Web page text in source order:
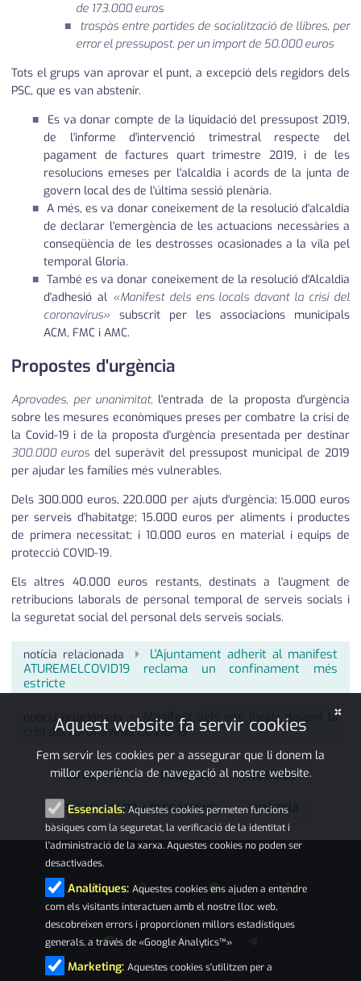
de 173.000 euros
traspàs entre partides de socialització de llibres, per
error el pressupost, per un import de 50.000 euros
Tots el grups van aprovar el punt, a excepció dels regidors dels
PSC, que es van abstenir.
Es va donar compte de la liquidació del pressupost 2019,
de l'informe d'intervenció trimestral respecte del
pagament de factures quart trimestre 2019, i de les
resolucions emeses per l'alcaldia i acords de la junta de
govern local des de l'última sessió plenària.
A més, es va donar coneixement de la resolució d'alcaldia
de declarar l'emergència de les actuacions necessàries a
conseqüència de les destrosses ocasionades a la vila pel
temporal Gloria.
També es va donar coneixement de la resolució d'Alcaldia
d'adhesió al «Manifest dels ens locals davant la crisi del
coronavirus» subscrit per les associacions municipals
ACM, FMC i AMC.
Propostes d'urgència
Aprovades, per unanimitat, l'entrada de la proposta d'urgència
sobre les mesures econòmiques preses per combatre la crisi de
la Covid-19 i de la proposta d'urgència presentada per destinar
300.000 eurosdel superàvit del pressupost municipal de 2019
per ajudar les famílies més vulnerables.
Dels 300.000 euros, 220.000 per ajuts d'urgència; 15.000 euros
per serveis d'habitatge; 15.000 euros per aliments i productes
de primera necessitat; i 10.000 euros en material i equips de
protecció COVID-19.
Els altres 40.000 euros restants, destinats a l'augment de
retribucions laborals de personal temporal de serveis socials i
la seguretat social del personal dels serveis socials.
notícia relacionada
L'Ajuntament adherit al manifest
ATUREMELCOVID19 reclama un confinament més
estricte
notícia relacionada
Manifest dels ens locals davant la
crisi del coronavirus COVID-19
COVID PLE POLÍTICA NOTÍCIES
PALAU-SOLITÀ I PLEGAMANS L'ALZINA
×
Aquest website fa servir cookies
Fem servir les cookies per a assegurar que li donem la
millor experiència de navegació al nostre website.
Essencials: Aquestes cookies permeten funcions
bàsiques com la seguretat, la verificació de la identitat i
l'administració de la xarxa. Aquestes cookies no poden ser
desactivades.
Analítiques: Aquestes cookies ens ajuden a entendre
com els visitants interactuen amb el nostre lloc web,
descobreixen errors i proporcionen millors estadístiques
generals, a través de «Google Analytics™»
Marketing: Aquestes cookies s'utilitzen per a